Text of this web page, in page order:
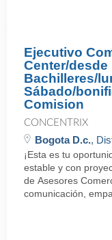
Ejecutivo
Center/desde
Bachilleres/
Sábado/
Comision
CONCENTRIX
Bogota D.c.,
¡Esta es tu
estable y con
de Asesores
comunicación,